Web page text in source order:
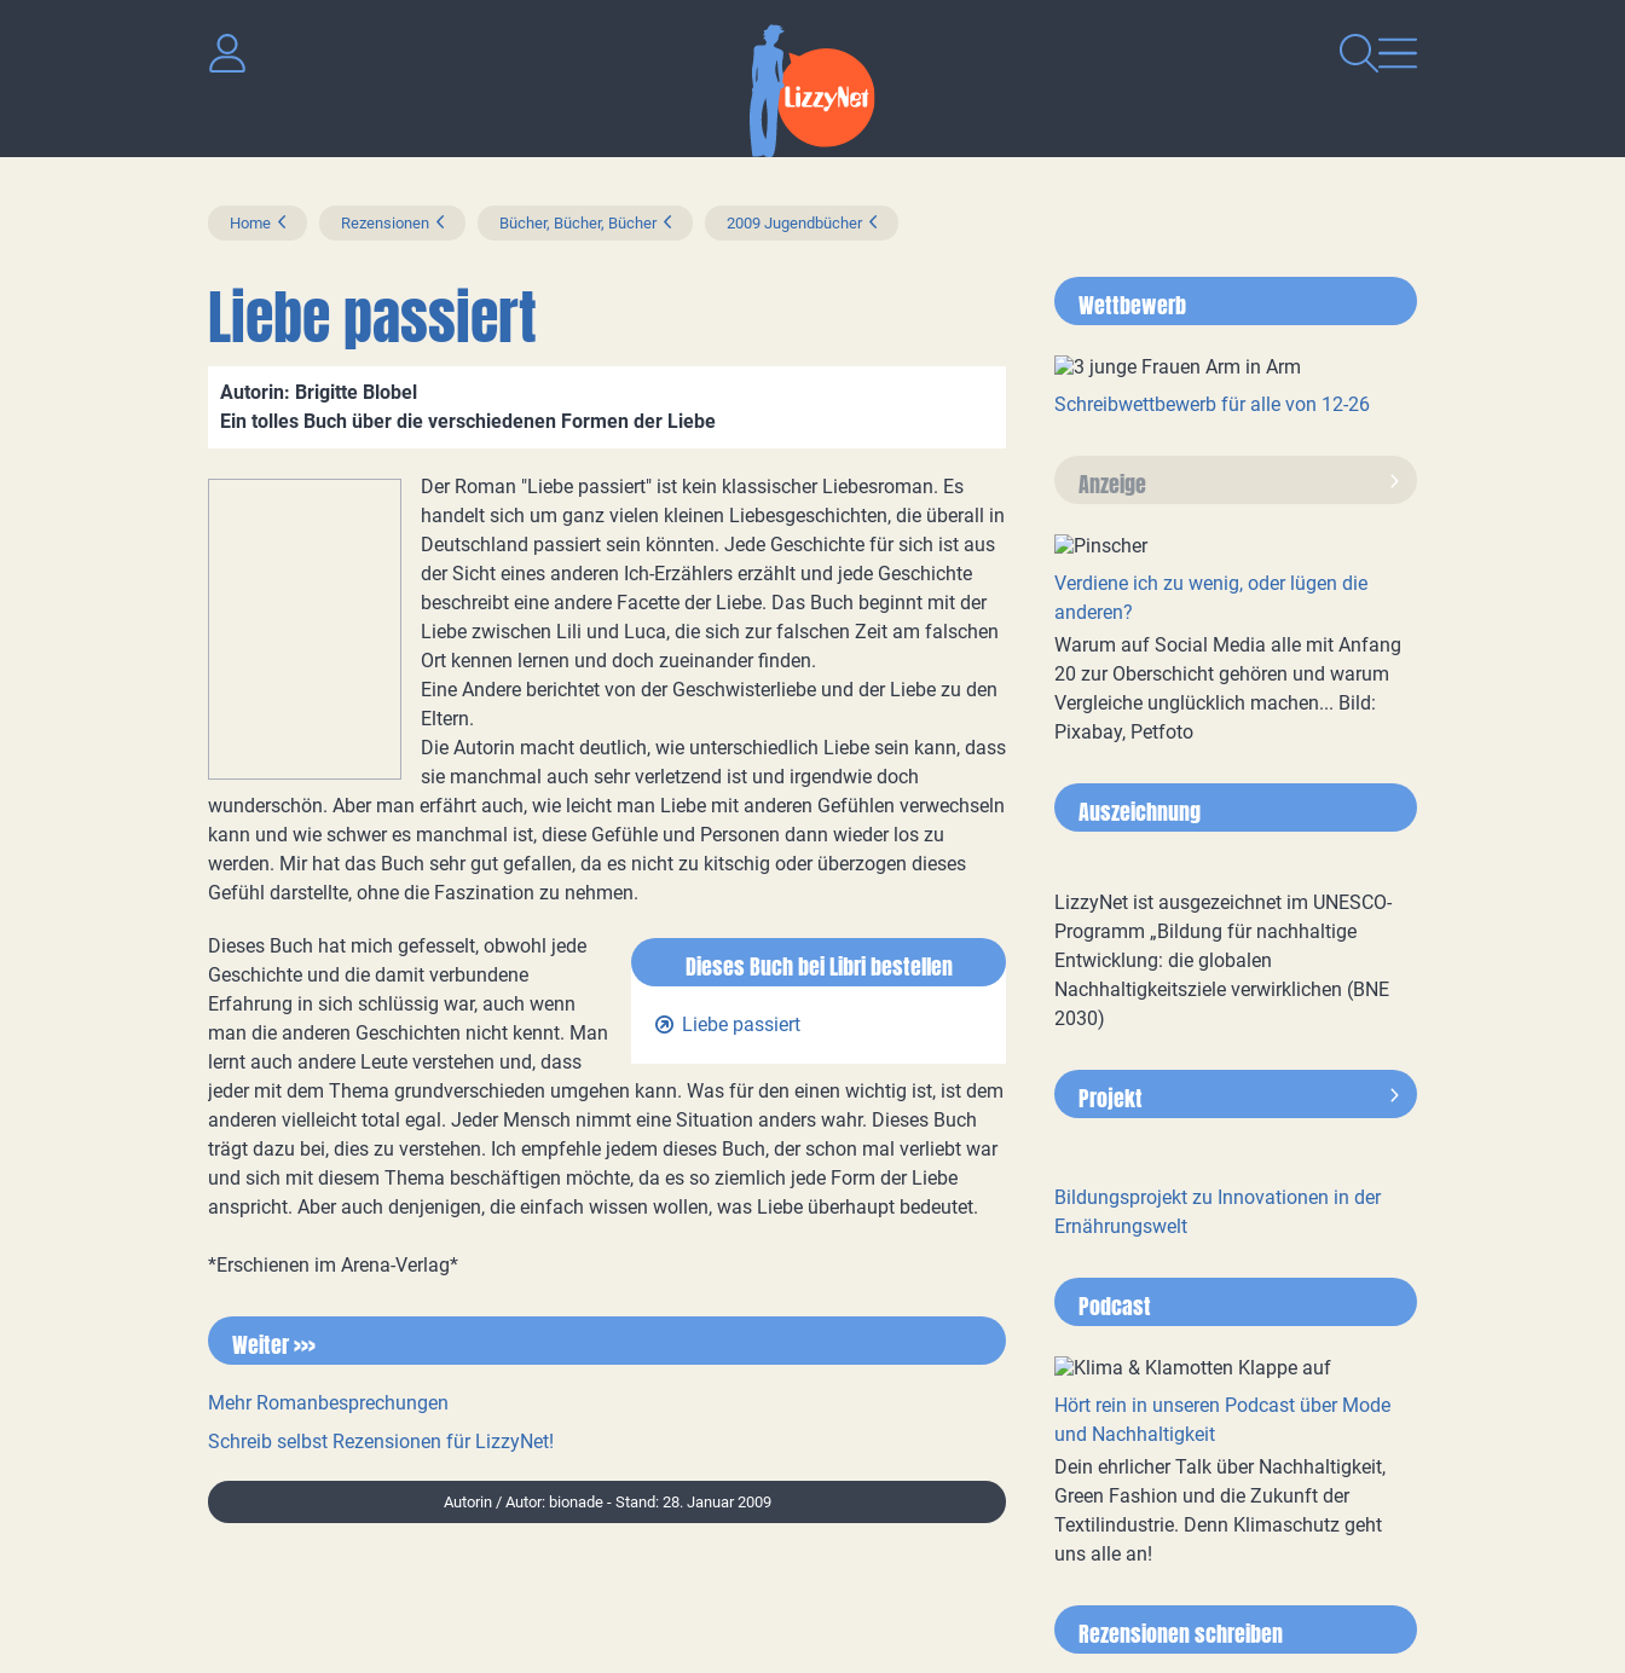
Home Rezensionen Bücher, Bücher, Bücher 2009 Jugendbücher
Liebe passiert
Autorin: Brigitte Blobel
Ein tolles Buch über die verschiedenen Formen der Liebe
Der Roman "Liebe passiert" ist kein klassischer Liebesroman. Es
handelt sich um ganz vielen kleinen Liebesgeschichten, die überall in
Deutschland passiert sein könnten. Jede Geschichte für sich ist aus
der Sicht eines anderen Ich-Erzählers erzählt und jede Geschichte
beschreibt eine andere Facette der Liebe. Das Buch beginnt mit der
Liebe zwischen Lili und Luca, die sich zur falschen Zeit am falschen
Ort kennen lernen und doch zueinander finden.
Eine Andere berichtet von der Geschwisterliebe und der Liebe zu den
Eltern.
Die Autorin macht deutlich, wie unterschiedlich Liebe sein kann, dass
sie manchmal auch sehr verletzend ist und irgendwie doch
wunderschön. Aber man erfährt auch, wie leicht man Liebe mit anderen Gefühlen verwechseln
kann und wie schwer es manchmal ist, diese Gefühle und Personen dann wieder los zu
werden. Mir hat das Buch sehr gut gefallen, da es nicht zu kitschig oder überzogen dieses
Gefühl darstellte, ohne die Faszination zu nehmen.
Dieses Buch bei Libri bestellen
Liebe passiert
Dieses Buch hat mich gefesselt, obwohl jede
Geschichte und die damit verbundene
Erfahrung in sich schlüssig war, auch wenn
man die anderen Geschichten nicht kennt. Man
lernt auch andere Leute verstehen und, dass
jeder mit dem Thema grundverschieden umgehen kann. Was für den einen wichtig ist, ist dem
anderen vielleicht total egal. Jeder Mensch nimmt eine Situation anders wahr. Dieses Buch
trägt dazu bei, dies zu verstehen. Ich empfehle jedem dieses Buch, der schon mal verliebt war
und sich mit diesem Thema beschäftigen möchte, da es so ziemlich jede Form der Liebe
anspricht. Aber auch denjenigen, die einfach wissen wollen, was Liebe überhaupt bedeutet.
*Erschienen im Arena-Verlag*
Weiter >>>
Mehr Romanbesprechungen
Schreib selbst Rezensionen für LizzyNet!
Autorin / Autor: bionade - Stand: 28. Januar 2009
Wettbewerb
Schreibwettbewerb für alle von 12-26
Anzeige
Verdiene ich zu wenig, oder lügen die
anderen?
Warum auf Social Media alle mit Anfang
20 zur Oberschicht gehören und warum
Vergleiche unglücklich machen... Bild:
Pixabay, Petfoto
Auszeichnung
LizzyNet ist ausgezeichnet im UNESCO-
Programm „Bildung für nachhaltige
Entwicklung: die globalen
Nachhaltigkeitsziele verwirklichen (BNE
2030)
Projekt
Bildungsprojekt zu Innovationen in der
Ernährungswelt
Podcast
Hört rein in unseren Podcast über Mode
und Nachhaltigkeit
Dein ehrlicher Talk über Nachhaltigkeit,
Green Fashion und die Zukunft der
Textilindustrie. Denn Klimaschutz geht
uns alle an!
Rezensionen schreiben